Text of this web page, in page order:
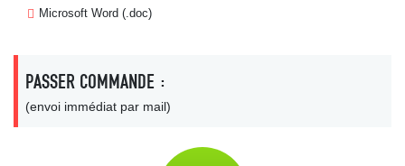
Microsoft Word (.doc)
PASSER COMMANDE :
(envoi immédiat par mail)